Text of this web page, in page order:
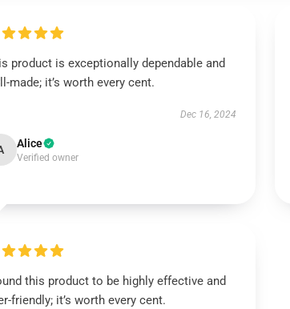
product is exceptionally dependable and
made; it’s worth every cent.
Dec 16, 2024
Alice
Verified owner
this product to be highly effective and
friendly; it’s worth every cent.